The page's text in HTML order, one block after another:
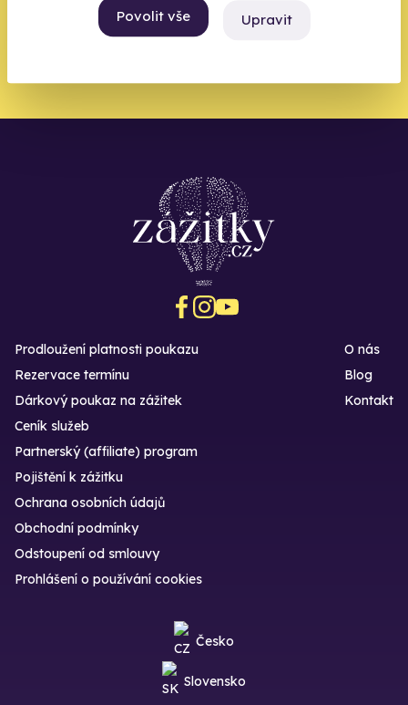
Povolit vše Upravit
Prodloužení platnosti poukazu
Rezervace termínu
Dárkový poukaz na zážitek
O nás
Blog
Kontakt
Ceník služeb
Partnerský (affiliate) program
Pojištění k zážitku
Ochrana osobních údajů
Obchodní podmínky
Odstoupení od smlouvy
Prohlášení o používání cookies
Česko
Slovensko